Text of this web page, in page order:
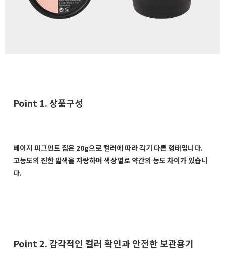
Point 1. 상품구성
베이지 피그먼트 칩은 20g으로 컬러에 따라 각기 다른 형태입니다.
고농도의 진한 발색을 자랑하며 색상별로 약간의 농도 차이가 있습니
다.
Point 2. 감각적인 컬러 확인과 안전한 보관용기